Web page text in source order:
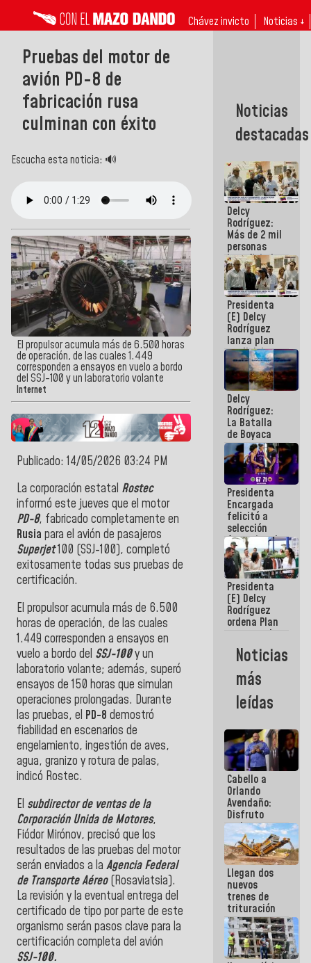
Chávez invicto Noticias ↓
Pruebas del motor de
avión PD-8 de
fabricación rusa
culminan con éxito
Escucha esta noticia: 🔊
El propulsor acumula más de 6.500 horas
de operación, de las cuales 1.449
corresponden a ensayos en vuelo a bordo
del SSJ-100 y un laboratorio volante
Internet
Publicado: 14/05/2026 03:24 PM
La corporación estatal Rostec
informó este jueves que el motor
PD-8, fabricado completamente en
Rusia para el avión de pasajeros
Superjet100 (SSJ-100), completó
exitosamente todas sus pruebas de
certificación.
El propulsor acumula más de 6.500
horas de operación, de las cuales
1.449 corresponden a ensayos en
vuelo a bordo del SSJ-100y un
laboratorio volante; además, superó
ensayos de 150 horas que simulan
operaciones prolongadas. Durante
las pruebas, el PD-8 demostró
fiabilidad en escenarios de
engelamiento, ingestión de aves,
agua, granizo y rotura de palas,
indicó Rostec.
El subdirector de ventas de la
Corporación Unida de Motores,
Fiódor Mirónov, precisó que los
resultados de las pruebas del motor
serán enviados a la Agencia Federal
de Transporte Aéreo(Rosaviatsia).
La revisión y la eventual entrega del
certificado de tipo por parte de este
organismo serán pasos clave para la
certificación completa del avión
SSJ-100.
Noticias
destacadas
Delcy
Rodríguez:
Más de 2 mil
personas
beneficiadas
con planes
para
atención de
emergencia
sísmica en
la última
semana
Presidenta
(E) Delcy
Rodríguez
lanza plan
crediticio
con subsidio
a Juntas de
Condominio
Delcy
Rodríguez:
La Batalla
de Boyaca
representa
un capítulo
decisivo en
la gesta
emancipadora
de nuestra
América
Presidenta
Encargada
felicitó a
selección
femenina de
baloncesto
por su
clasificación
a la
AmeriCup
2027
Presidenta
(E) Delcy
Rodríguez
ordena Plan
maestro de
desarrollo
logístico y
turístico
para La
Guaira
Noticias
más
leídas
Cabello a
Orlando
Avendaño:
Disfruto
cada vez
que escribes
porque lo
que haces
es
embarrarla
Llegan dos
nuevos
trenes de
trituración
para
optimizar
manejo de
escombros